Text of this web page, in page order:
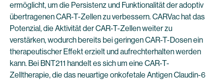
ermöglicht, um die Persistenz und Funktionalität der adoptiv
übertragenen CAR-T-Zellen zu verbessern. CARVac hat das
Potenzial, die Aktivität der CAR-T-Zellen weiter zu
verstärken, wodurch bereits bei geringen CAR-T-Dosen ein
therapeutischer Effekt erzielt und aufrechterhalten werden
kann. Bei BNT211 handelt es sich um eine CAR-T-
Zelltherapie, die das neuartige onkofetale Antigen Claudin-6